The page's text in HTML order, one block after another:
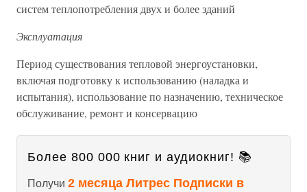
систем теплопотребления двух и более зданий
Эксплуатация
Период существования тепловой энергоустановки,
включая подготовку к использованию (наладка и
испытания), использование по назначению, техническое
обслуживание, ремонт и консервацию
Более 800 000 книг и аудиокниг! 📚
Получи 2 месяца Литрес Подписки в